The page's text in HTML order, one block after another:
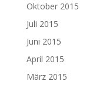
Oktober 2015
Juli 2015
Juni 2015
April 2015
März 2015